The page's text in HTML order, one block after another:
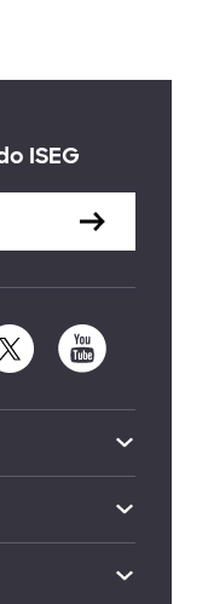
ISEG